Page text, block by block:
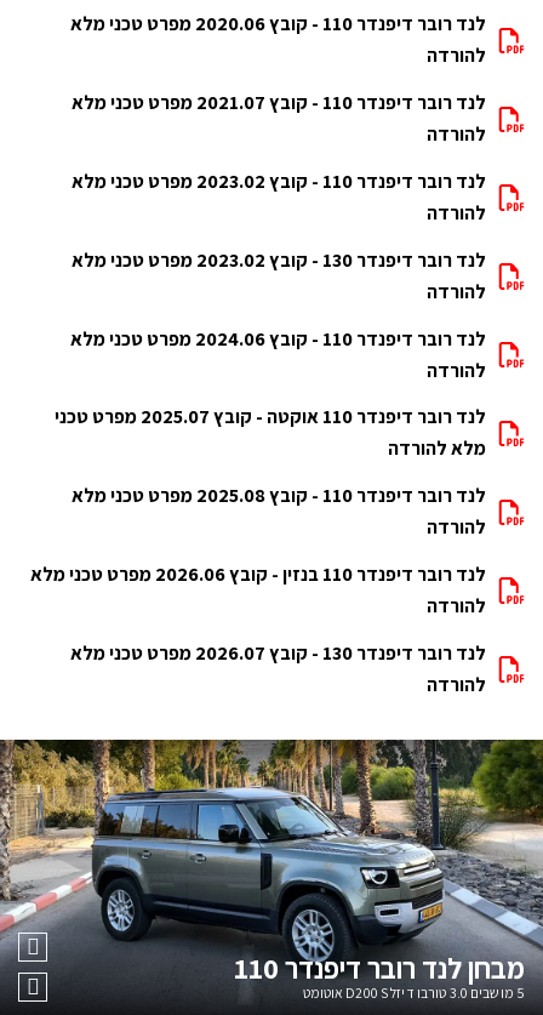
לנד רובר דיפנדר 110 - קובץ 2020.06 מפרט טכני מלא
להורדה
לנד רובר דיפנדר 110 - קובץ 2021.07 מפרט טכני מלא
להורדה
לנד רובר דיפנדר 110 - קובץ 2023.02 מפרט טכני מלא
להורדה
לנד רובר דיפנדר 130 - קובץ 2023.02 מפרט טכני מלא
להורדה
לנד רובר דיפנדר 110 - קובץ 2024.06 מפרט טכני מלא
להורדה
לנד רובר דיפנדר 110 אוקטה - קובץ 2025.07 מפרט טכני
מלא להורדה
לנד רובר דיפנדר 110 - קובץ 2025.08 מפרט טכני מלא
להורדה
לנד רובר דיפנדר 110 בנזין - קובץ 2026.06 מפרט טכני מלא
להורדה
לנד רובר דיפנדר 130 - קובץ 2026.07 מפרט טכני מלא
להורדה
מבחןלנד רובר דיפנדר 110
5 מושבים 3.0 טורבו דיזל D200 S אוטומט